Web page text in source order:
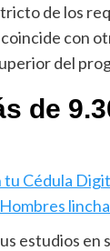
de los
con
del
de
Cédula
estudios